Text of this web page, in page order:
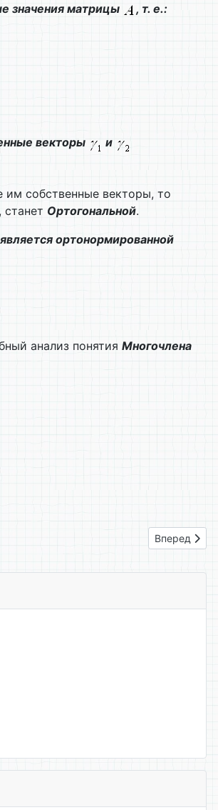
значения матрицы , т. е.:
векторы
и
им собственные векторы, то
Ортогональной.
ортонормированной
анализ понятия Многочлена
Следующий:
Вперед